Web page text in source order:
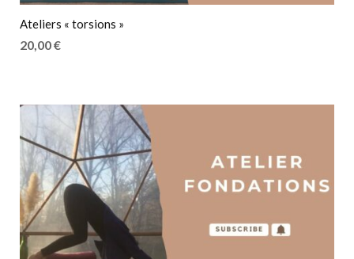
Ateliers « torsions »
20,00€